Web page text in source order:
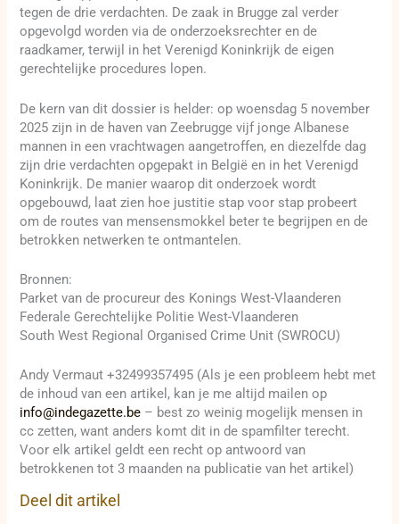
tegen de drie verdachten. De zaak in Brugge zal verder
opgevolgd worden via de onderzoeksrechter en de
raadkamer, terwijl in het Verenigd Koninkrijk de eigen
gerechtelijke procedures lopen.
De kern van dit dossier is helder: op woensdag 5 november
2025 zijn in de haven van Zeebrugge vijf jonge Albanese
mannen in een vrachtwagen aangetroffen, en diezelfde dag
zijn drie verdachten opgepakt in België en in het Verenigd
Koninkrijk. De manier waarop dit onderzoek wordt
opgebouwd, laat zien hoe justitie stap voor stap probeert
om de routes van mensensmokkel beter te begrijpen en de
betrokken netwerken te ontmantelen.
Bronnen:
Parket van de procureur des Konings West-Vlaanderen
Federale Gerechtelijke Politie West-Vlaanderen
South West Regional Organised Crime Unit (SWROCU)
Andy Vermaut +32499357495 (Als je een probleem hebt met
de inhoud van een artikel, kan je me altijd mailen op
info@indegazette.be – best zo weinig mogelijk mensen in
cc zetten, want anders komt dit in de spamfilter terecht.
Voor elk artikel geldt een recht op antwoord van
betrokkenen tot 3 maanden na publicatie van het artikel)
Deel dit artikel